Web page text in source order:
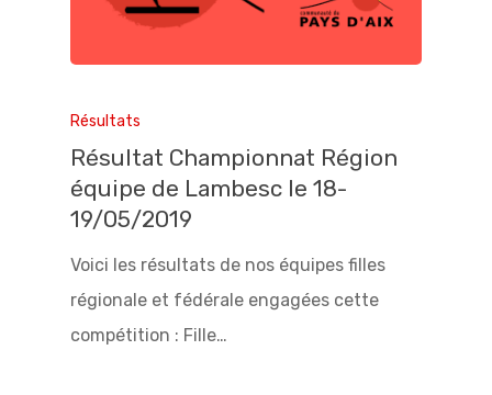
Résultats
Résultat Championnat Région
équipe de Lambesc le 18-
19/05/2019
Voici les résultats de nos équipes filles
régionale et fédérale engagées cette
compétition : Fille…